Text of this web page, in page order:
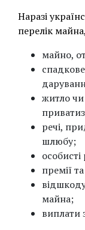
Наразі
перелік
майно,
житло чи
речі,
шлюбу;
премії
майна;
виплати